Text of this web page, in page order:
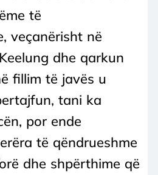
të
veçanërisht në
dhe qarkun
fillim të javës u
tani ka
por ende
të qëndrueshme
dhe shpërthime që